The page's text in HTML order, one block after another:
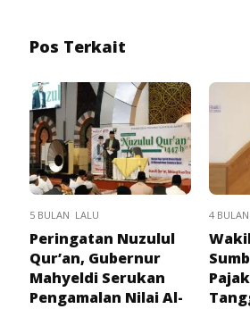
Pos Terkait
5 BULAN LALU
Peringatan Nuzulul
Qur’an, Gubernur
Mahyeldi Serukan
Pengamalan Nilai Al-
4